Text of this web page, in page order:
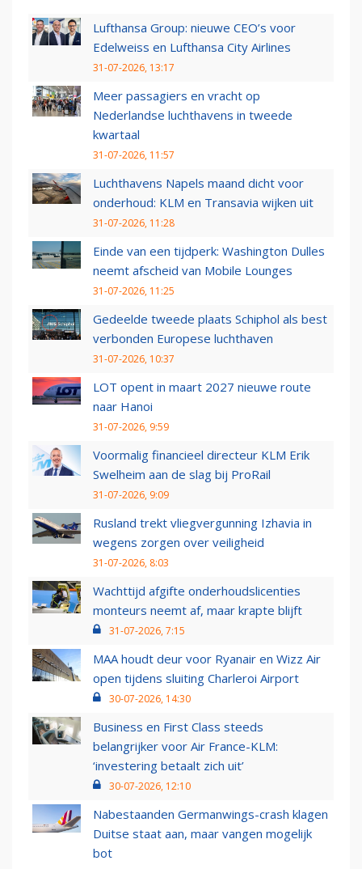
Lufthansa Group: nieuwe CEO’s voor
Edelweiss en Lufthansa City Airlines
31-07-2026, 13:17
Meer passagiers en vracht op
Nederlandse luchthavens in tweede
kwartaal
31-07-2026, 11:57
Luchthavens Napels maand dicht voor
onderhoud: KLM en Transavia wijken uit
31-07-2026, 11:28
Einde van een tijdperk: Washington Dulles
neemt afscheid van Mobile Lounges
31-07-2026, 11:25
Gedeelde tweede plaats Schiphol als best
verbonden Europese luchthaven
31-07-2026, 10:37
LOT opent in maart 2027 nieuwe route
naar Hanoi
31-07-2026, 9:59
Voormalig financieel directeur KLM Erik
Swelheim aan de slag bij ProRail
31-07-2026, 9:09
Rusland trekt vliegvergunning Izhavia in
wegens zorgen over veiligheid
31-07-2026, 8:03
Wachttijd afgifte onderhoudslicenties
monteurs neemt af, maar krapte blijft
31-07-2026, 7:15
MAA houdt deur voor Ryanair en Wizz Air
open tijdens sluiting Charleroi Airport
30-07-2026, 14:30
Business en First Class steeds
belangrijker voor Air France-KLM:
‘investering betaalt zich uit’
30-07-2026, 12:10
Nabestaanden Germanwings-crash klagen
Duitse staat aan, maar vangen mogelijk
bot